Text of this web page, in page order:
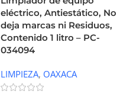
eléctrico, Antiestático, No
deja marcas ni Residuos,
Contenido 1 litro – PC-
034094
LIMPIEZA, OAXACA